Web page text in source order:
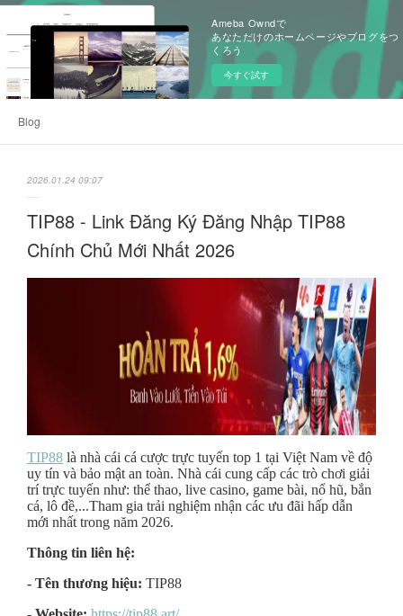
Ameba Owndで
あなただけのホームページやブログをつ
くろう
今すぐ試す
Blog
2026.01.24 09:07
TIP88 - Link Đăng Ký Đăng Nhập TIP88
Chính Chủ Mới Nhất 2026